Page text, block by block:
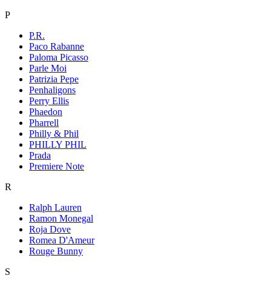
P
P.R.
Paco Rabanne
Paloma Picasso
Parle Moi
Patrizia Pepe
Penhaligons
Perry Ellis
Phaedon
Pharrell
Philly & Phil
PHILLY PHIL
Prada
Premiere Note
R
Ralph Lauren
Ramon Monegal
Roja Dove
Romea D'Ameur
Rouge Bunny
S